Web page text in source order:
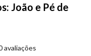
João e Pé de
avaliações